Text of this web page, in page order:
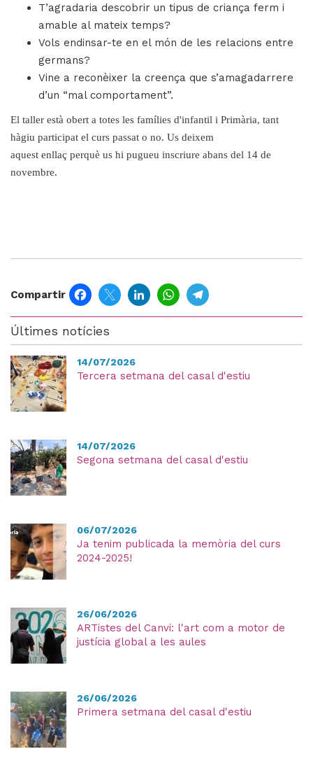
T’agradaria descobrir un tipus de criança ferm i
amable al mateix temps?
Vols endinsar-te en el món de les relacions entre
germans?
Vine a reconèixer la creença que s’amagadarrere
d’un “mal comportament”.
El taller està obert a totes les famílies d'infantil i Primària, tant
hàgiu participat el curs passat o no. Us deixem
aquest enllaç perquè us hi pugueu inscriure abans del 14 de
novembre.
Compartir FacebookTwitterLinkedInWhatsApp
Últimes notícies
14/07/2026
Tercera setmana del casal d'estiu
14/07/2026
Segona setmana del casal d'estiu
06/07/2026
Ja tenim publicada la memòria del curs
2024-2025!
26/06/2026
ARTistes del Canvi: l'art com a motor de
justícia global a les aules
26/06/2026
Primera setmana del casal d'estiu